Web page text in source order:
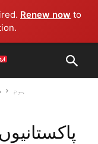
Renew now to
ہوم